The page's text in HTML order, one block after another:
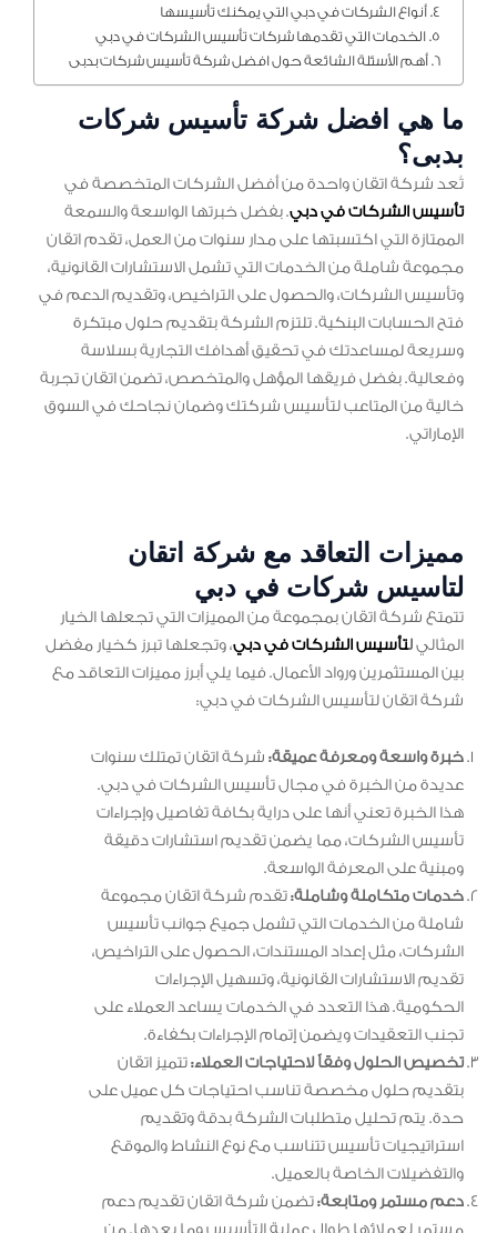
أنواع الشركات في دبي التي يمكنك تأسيسها
الخدمات التي تقدمها شركات تأسيس الشركات في دبي
أهم الأسئلة الشائعة حول افضل شركة تأسيس شركات بدبى
ما هي افضل شركة تأسيس شركات
بدبى؟
تُعد شركة اتقان واحدة من أفضل الشركات المتخصصة في
تأسيس الشركات في دبي. بفضل خبرتها الواسعة والسمعة
الممتازة التي اكتسبتها على مدار سنوات من العمل، تقدم اتقان
مجموعة شاملة من الخدمات التي تشمل الاستشارات القانونية،
وتأسيس الشركات، والحصول على التراخيص، وتقديم الدعم في
فتح الحسابات البنكية. تلتزم الشركة بتقديم حلول مبتكرة
وسريعة لمساعدتك في تحقيق أهدافك التجارية بسلاسة
وفعالية. بفضل فريقها المؤهل والمتخصص، تضمن اتقان تجربة
خالية من المتاعب لتأسيس شركتك وضمان نجاحك في السوق
الإماراتي.
مميزات التعاقد مع شركة اتقان
لتاسيس شركات في دبي
تتمتع شركة اتقان بمجموعة من المميزات التي تجعلها الخيار
المثاليلتأسيس الشركات في دبي، وتجعلها تبرز كخيار مفضل
بين المستثمرين ورواد الأعمال. فيما يلي أبرز مميزات التعاقد مع
شركة اتقان لتأسيس الشركات في دبي:
خبرة واسعة ومعرفة عميقة: شركة اتقان تمتلك سنوات
عديدة من الخبرة في مجال تأسيس الشركات في دبي.
هذا الخبرة تعني أنها على دراية بكافة تفاصيل وإجراءات
تأسيس الشركات، مما يضمن تقديم استشارات دقيقة
ومبنية على المعرفة الواسعة.
خدمات متكاملة وشاملة:تقدم شركة اتقان مجموعة
شاملة من الخدمات التي تشمل جميع جوانب تأسيس
الشركات، مثل إعداد المستندات، الحصول على التراخيص،
تقديم الاستشارات القانونية، وتسهيل الإجراءات
الحكومية. هذا التعدد في الخدمات يساعد العملاء على
تجنب التعقيدات ويضمن إتمام الإجراءات بكفاءة.
تخصيص الحلول وفقاً لاحتياجات العملاء:تتميز اتقان
بتقديم حلول مخصصة تناسب احتياجات كل عميل على
حدة. يتم تحليل متطلبات الشركة بدقة وتقديم
استراتيجيات تأسيس تتناسب مع نوع النشاط والموقع
والتفضيلات الخاصة بالعميل.
دعم مستمر ومتابعة:تضمن شركة اتقان تقديم دعم